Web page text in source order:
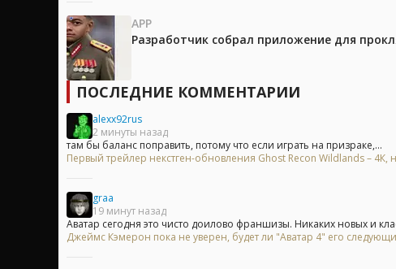
APP
Разработчик собрал приложение для
ПОСЛЕДНИЕ КОММЕНТАРИИ
alexx92rus
2 минуты назад
там бы баланс поправить, потому что если играть на призраке,...
Первый трейлер некстген-обновления Ghost Recon Wildlands –
graa
19 минут назад
Аватар сегодня это чисто доилово франшизы. Никаких новых и
Джеймс Кэмерон пока не уверен, будет ли "Аватар 4" его